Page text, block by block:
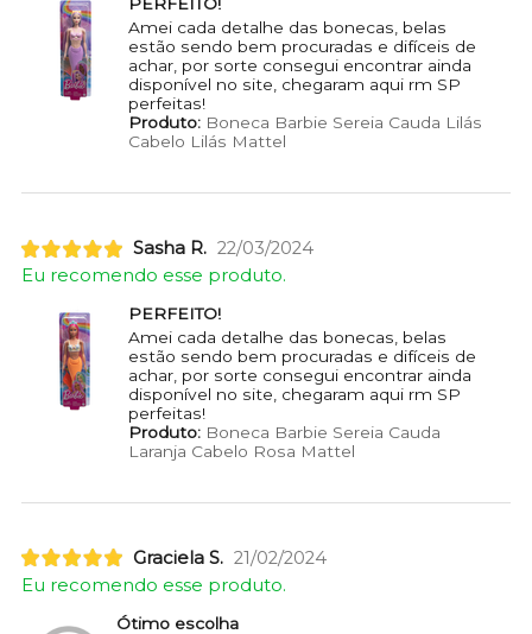
PERFEITO!
Amei cada detalhe das bonecas, belas
estão sendo bem procuradas e difíceis de
achar, por sorte consegui encontrar ainda
disponível no site, chegaram aqui rm SP
perfeitas!
Produto:Boneca Barbie Sereia Cauda Lilás
Cabelo Lilás Mattel
Sasha R. 22/03/2024
Eu recomendo esse produto.
PERFEITO!
Amei cada detalhe das bonecas, belas
estão sendo bem procuradas e difíceis de
achar, por sorte consegui encontrar ainda
disponível no site, chegaram aqui rm SP
perfeitas!
Produto:Boneca Barbie Sereia Cauda
Laranja Cabelo Rosa Mattel
Graciela S. 21/02/2024
Eu recomendo esse produto.
Ótimo escolha